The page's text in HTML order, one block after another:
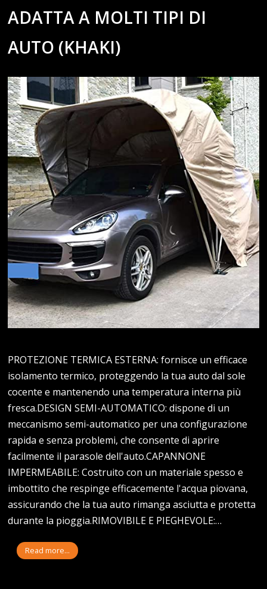
ADATTA A MOLTI TIPI DI
AUTO (KHAKI)
PROTEZIONE TERMICA ESTERNA: fornisce un efficace
isolamento termico, proteggendo la tua auto dal sole
cocente e mantenendo una temperatura interna più
fresca.DESIGN SEMI-AUTOMATICO: dispone di un
meccanismo semi-automatico per una configurazione
rapida e senza problemi, che consente di aprire
facilmente il parasole dell'auto.CAPANNONE
IMPERMEABILE: Costruito con un materiale spesso e
imbottito che respinge efficacemente l'acqua piovana,
assicurando che la tua auto rimanga asciutta e protetta
durante la pioggia.RIMOVIBILE E PIEGHEVOLE:…
Read more...